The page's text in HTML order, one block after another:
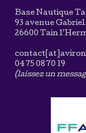
Base Nautique
93 avenue
26600 Tain
04 75 08 70 19
(laissez un